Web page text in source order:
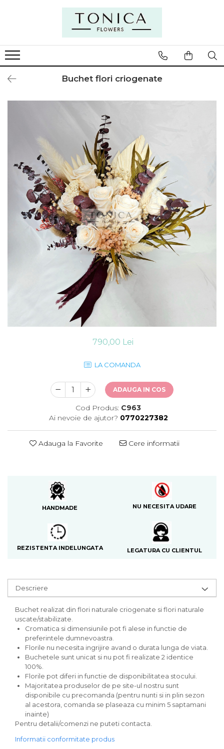
Buchet flori criogenate
790,00 Lei
LA COMANDA
ADAUGA IN COS
Cod Produs: C963
Ai nevoie de ajutor? 0770227382
Adauga la Favorite Cere informatii
HANDMADE NU NECESITA UDARE
REZISTENTA INDELUNGATA LEGATURA CU CLIENTUL
Descriere
Buchet realizat din flori naturale criogenate si flori naturale
uscate/stabilizate.
Cromatica si dimensiunile pot fi alese in functie de
preferintele dumnevoastra.
Florile nu necesita ingrijire avand o durata lunga de viata.
Buchetele sunt unicat si nu pot fi realizate 2 identice
100%.
Florile pot diferi in functie de disponibilitatea stocului.
Majoritatea produselor de pe site-ul nostru sunt
disponibile cu precomanda (pentru nunti si in plin sezon
al acestora, comanda se plaseaza cu minim 5 saptamani
inainte)
Pentru detalii/comenzi ne puteti contacta.
Informatii conformitate produs